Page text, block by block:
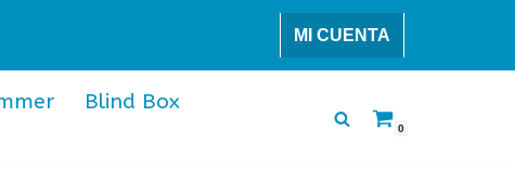
MI CUENTA
Blind Box
0